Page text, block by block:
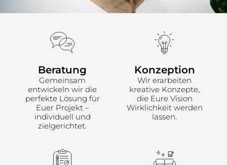
Beratung
Gemeinsam
entwickeln wir die
perfekte Lösung für
Euer Projekt –
individuell und
zielgerichtet.
Konzeption
Wir erarbeiten
kreative Konzepte,
die Eure Vision
Wirklichkeit werden
lassen.